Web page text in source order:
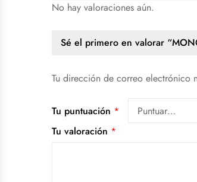
No hay valoraciones aún.
Sé el primero en valorar
Tu dirección de correo electrónico
Tu puntuación *
Tu valoración *